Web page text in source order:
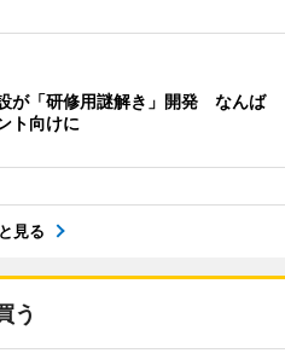
が「研修用謎解き」開発 なんば
ト向けに
見る
う